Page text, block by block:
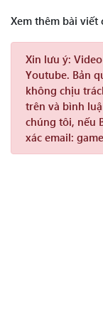
Xem thêm bài viết
Xin lưu ý:
Youtube. Bản
không chịu
trên và bình
chúng tôi, nếu
xác email: